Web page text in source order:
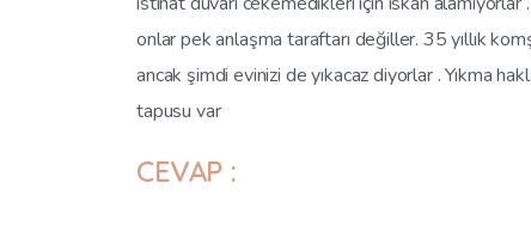
onlar pek anlaşma taraftarı değiller. 35 yıllık
ancak şimdi evinizi de yıkacaz diyorlar . Yıkma
tapusu var
CEVAP :